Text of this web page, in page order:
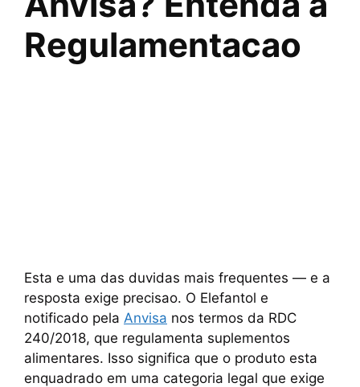
Regulamentacao
Esta e uma das duvidas mais frequentes — e a
resposta exige precisao. O Elefantol e
notificado pela Anvisa nos termos da RDC
240/2018, que regulamenta suplementos
alimentares. Isso significa que o produto esta
enquadrado em uma categoria legal que exige